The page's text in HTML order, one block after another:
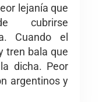
lejanía que
cubrirse
Cuando el
tren bala que
dicha. Peor
argentinos y